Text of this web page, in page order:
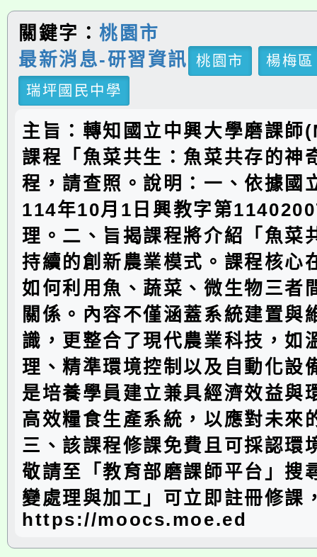
關鍵字：桃園市
最新消息-研習資訊
桃園市
楊梅區
瑞坪國民中學
主旨：轉知國立中興大學磨課師
課程「魚菜共生：魚菜共存的神
程，請查照。說明：一、依據國
114年10月1日興教字第
理。二、旨揭課程將介紹「魚菜
持續的創新農業模式。課程核心
如何利用魚、蔬菜、微生物三者
關係。內容不僅涵蓋系統建置與
識，更整合了現代農業科技，如
理、精準環境控制以及自動化設
是培養學員建立兼具經濟效益與
高效糧食生產系統，以應對未來
三、該課程修課免費且可採認環
敬請至「教育部磨課師平台」搜
變處理與加工」可立即註冊修課
https://moocs.moe.ed